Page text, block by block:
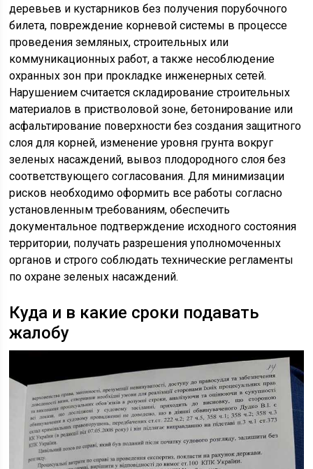
деревьев и кустарников без получения порубочного
билета, повреждение корневой системы в процессе
проведения земляных, строительных или
коммуникационных работ, а также несоблюдение
охранных зон при прокладке инженерных сетей.
Нарушением считается складирование строительных
материалов в пристволовой зоне, бетонирование или
асфальтирование поверхности без создания защитного
слоя для корней, изменение уровня грунта вокруг
зеленых насаждений, вывоз плодородного слоя без
соответствующего согласования. Для минимизации
рисков необходимо оформить все работы согласно
установленным требованиям, обеспечить
документальное подтверждение исходного состояния
территории, получать разрешения уполномоченных
органов и строго соблюдать технические регламенты
по охране зеленых насаждений.
Куда и в какие сроки подавать
жалобу